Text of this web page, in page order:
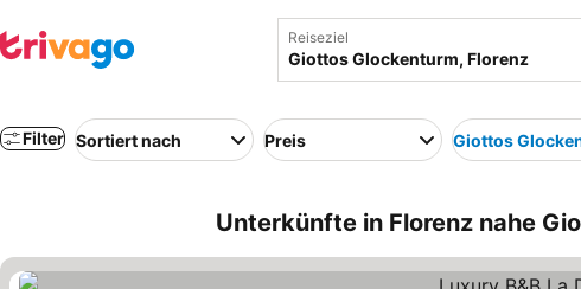
Reiseziel
Filter Sortiert nach Preis Giottos
Unterkünfte in Florenz nahe